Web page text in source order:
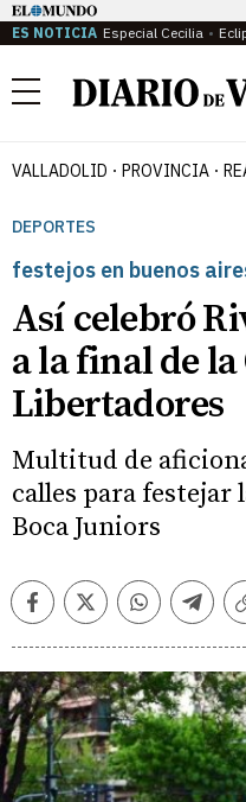
ES NOTICIA Especial Cecilia
Menú
VALLADOLID PROVINCIA
DEPORTES
festejos en buenos
Así celebró
a la final de la
Libertadores
Multitud de
calles para festejar
Boca Juniors
FacebookTwitterWhatsapp